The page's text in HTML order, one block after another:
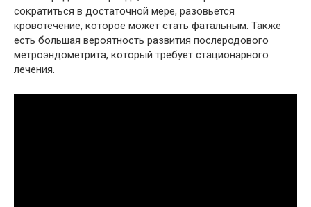
сократиться в достаточной мере, разовьется
кровотечение, которое может стать фатальным. Также
есть большая вероятность развития послеродового
метроэндометрита, который требует стационарного
лечения.